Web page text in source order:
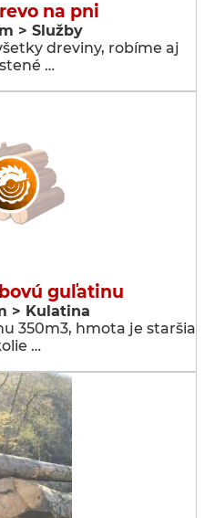
na pni
> Služby
dreviny, robíme aj
…
guľatinu
> Kulatina
350m3, hmota je staršia
…